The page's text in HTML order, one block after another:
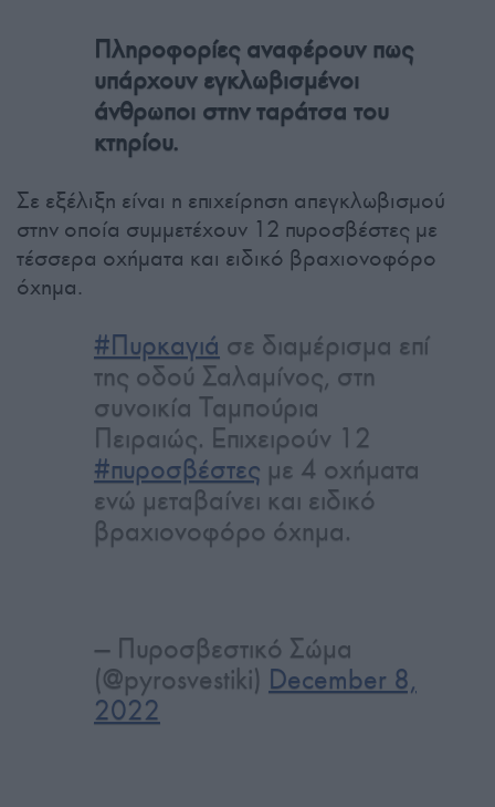
Πληροφορίες αναφέρουν πως
υπάρχουν εγκλωβισμένοι
άνθρωποι στην ταράτσα του
κτηρίου.
Σε εξέλιξη είναι η επιχείρηση απεγκλωβισμού
στην οποία συμμετέχουν 12 πυροσβέστες με
τέσσερα οχήματα και ειδικό βραχιονοφόρο
όχημα.
#Πυρκαγιά σε διαμέρισμα επί
της οδού Σαλαμίνος, στη
συνοικία Ταμπούρια
Πειραιώς. Επιχειρούν 12
#πυροσβέστες με 4 οχήματα
ενώ μεταβαίνει και ειδικό
βραχιονοφόρο όχημα.
— Πυροσβεστικό Σώμα
(@pyrosvestiki) December 8,
2022